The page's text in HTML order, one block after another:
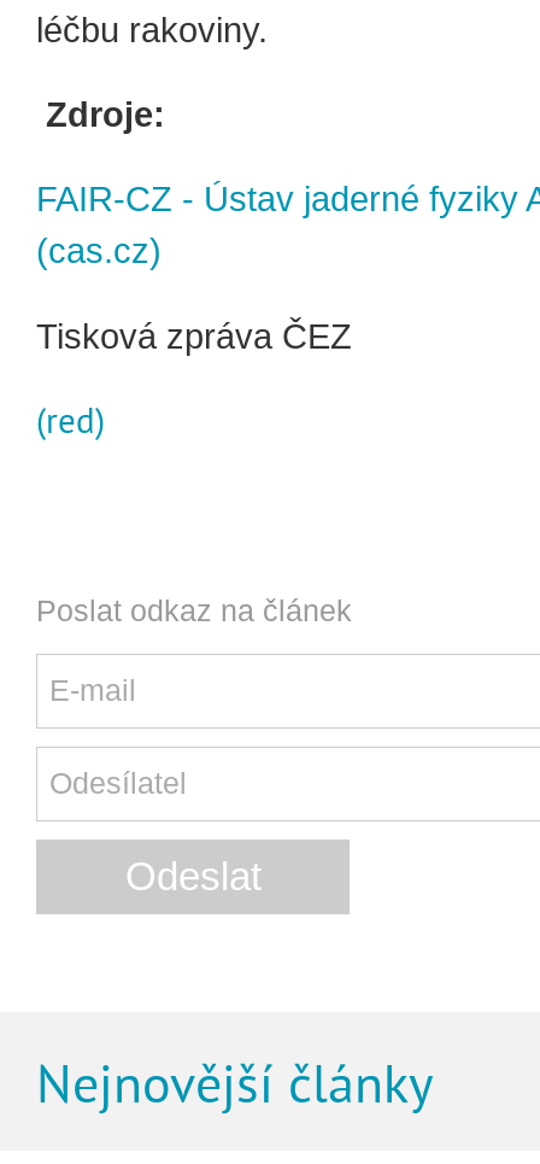
léčbu rakoviny.
Zdroje:
FAIR-CZ - Ústav jaderné fyziky
(cas.cz)
Tisková zpráva ČEZ
(red)
Poslat odkaz na článek
Nejnovější články